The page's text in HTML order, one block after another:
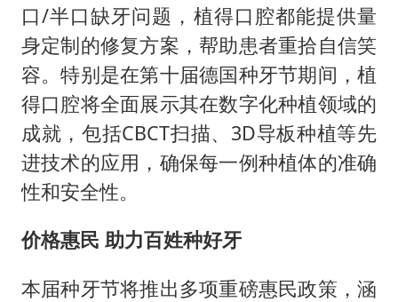
口/半口缺牙问题，植得口腔都能提供量
身定制的修复方案，帮助患者重拾自信笑
容。特别是在第十届德国种牙节期间，植
得口腔将全面展示其在数字化种植领域的
成就，包括CBCT扫描、3D导板种植等先
进技术的应用，确保每一例种植体的准确
性和安全性。
价格惠民 助力百姓种好牙
本届种牙节将推出多项重磅惠民政策，涵